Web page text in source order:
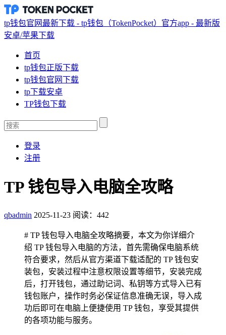
tp钱包官网最新下载 - tp钱包（TokenPocket）官方app - 最新版
安卓/苹果下载
首页
tp钱包正版下载
tp钱包官网下载
tp下载安卓
TP钱包下载
登录
注册
TP 钱包导入电脑全攻略
qbadmin 2025-11-23 阅读：442
# TP 钱包导入电脑全攻略摘要，本文为你详细介
绍 TP 钱包导入电脑的方法，首先需确保电脑系统
符合要求，然后从官方渠道下载适配的 TP 钱包安
装包，安装过程中注意权限设置等细节，安装完成
后，打开钱包，通过助记词、私钥等方式导入已有
钱包账户，操作时务必保证信息准确无误，导入成
功后即可在电脑上便捷使用 TP 钱包，享受其提供
的各项功能与服务。